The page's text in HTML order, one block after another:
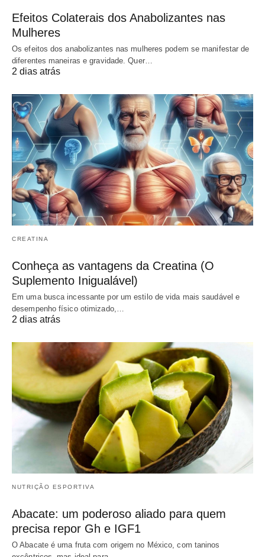
Efeitos Colaterais dos Anabolizantes nas
Mulheres
Os efeitos dos anabolizantes nas mulheres podem se manifestar de
diferentes maneiras e gravidade. Quer…
2 dias atrás
CREATINA
Conheça as vantagens da Creatina (O
Suplemento Inigualável)
Em uma busca incessante por um estilo de vida mais saudável e
desempenho físico otimizado,…
2 dias atrás
NUTRIÇÃO ESPORTIVA
Abacate: um poderoso aliado para quem
precisa repor Gh e IGF1
O Abacate é uma fruta com origem no México, com taninos